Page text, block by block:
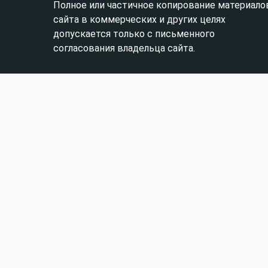
Полное или частичное копирование
сайта в коммерческих и других целях
допускается только с письменного
согласования владельца сайта.